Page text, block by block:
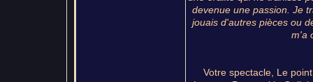
devenue une passion. Je
jouais d'autres pièces ou
m'a
Votre spectacle, Le